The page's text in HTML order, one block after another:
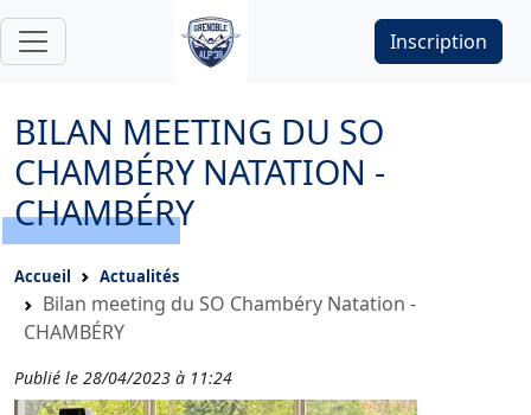
Inscription
BILAN MEETING DU SO
CHAMBÉRY NATATION -
CHAMBÉRY
Accueil Actualités
Bilan meeting du SO Chambéry Natation -
CHAMBÉRY
Publié le 28/04/2023 à 11:24